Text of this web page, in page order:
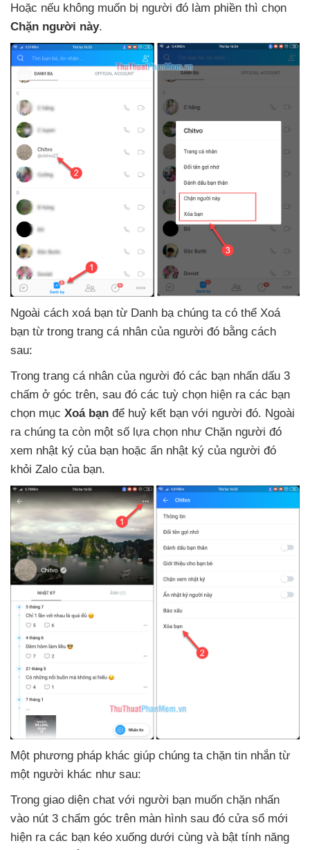
Hoặc nếu không muốn bị người đó làm phiền thì chọn
Chặn người này.
Ngoài cách xoá bạn từ Danh bạ chúng ta có thể Xoá
bạn từ trong trang cá nhân của người đó bằng cách
sau:
Trong trang cá nhân của người đó các bạn nhấn dấu 3
chấm ở góc trên, sau đó các tuỳ chọn hiện ra các bạn
chọn mục Xoá bạn để huỷ kết bạn với người đó. Ngoài
ra chúng ta còn một số lựa chọn như Chặn người đó
xem nhật ký của bạn hoặc ẩn nhật ký của người đó
khỏi Zalo của bạn.
Một phương pháp khác giúp chúng ta chặn tin nhắn từ
một người khác như sau:
Trong giao diện chat với người bạn muốn chặn nhấn
vào nút 3 chấm góc trên màn hình sau đó cửa sổ mới
hiện ra các bạn kéo xuống dưới cùng và bật tính năng